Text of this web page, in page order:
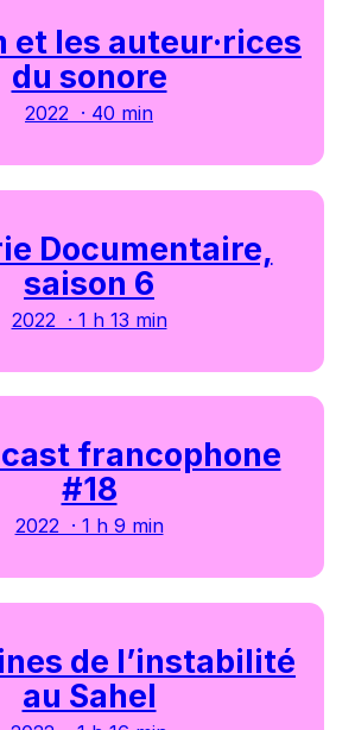
et les auteur·rices
du sonore
2022 · 40 min
Documentaire,
saison 6
2022 · 1 h 13 min
francophone
#18
2022 · 1 h 9 min
de l’instabilité
au Sahel